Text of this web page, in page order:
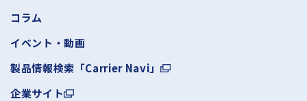
コラム
イベント・動画
製品情報検索「Carrier Navi」
企業サイト